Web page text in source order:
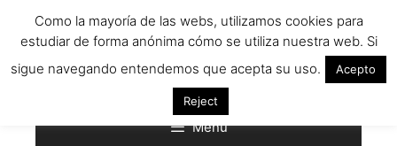
Menú
Como la mayoría de las webs, utilizamos cookies para
estudiar de forma anónima cómo se utiliza nuestra web. Si
sigue navegando entendemos que acepta su uso.
Acepto
Reject